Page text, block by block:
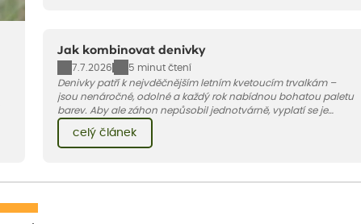
Jak kombinovat denivky
7.7.2026
5 minut čtení
Denivky patří k nejvděčnějším letním kvetoucím trvalkám –
jsou nenáročné, odolné a každý rok nabídnou bohatou paletu
barev. Aby ale záhon nepůsobil jednotvárně, vyplatí se je
jakými trvalkami a travinami denivky nejlépe ladí.
celý článek